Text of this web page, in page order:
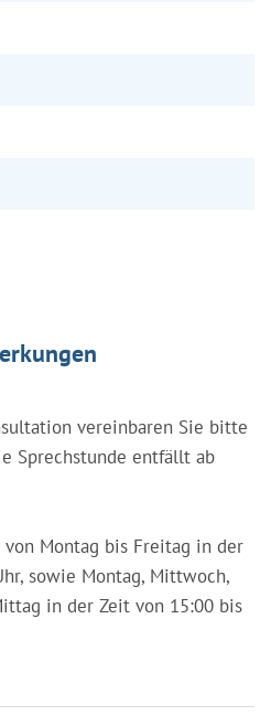
vereinbaren Sie bitte
Sprechstunde entfällt ab
Montag bis Freitag in der
sowie Montag, Mittwoch,
in der Zeit von 15:00 bis